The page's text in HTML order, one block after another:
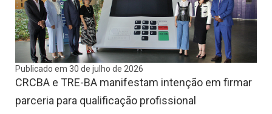
Publicado em 30 de julho de 2026
CRCBA e TRE-BA manifestam intenção em firmar
parceria para qualificação profissional